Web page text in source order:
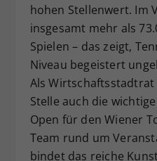
hohen Stellenwert. Im
insgesamt mehr als
Spielen – das zeigt,
Niveau begeistert
Als
Stelle auch die
Open für den Wiener
Team rund um
bindet das reiche